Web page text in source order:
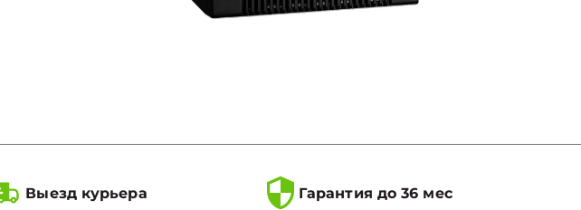
Выезд курьера
Гарантия до 36 мес